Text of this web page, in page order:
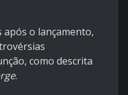
após o lançamento,
como descrita
.